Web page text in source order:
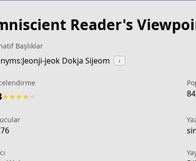
Reader's
Başlıklar
jeok Dokja Sijeom ↓
★★★★ 84